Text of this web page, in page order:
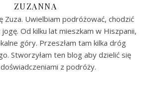
ZUZANNA
Zuza. Uwielbiam podróżować, chodzić
Od kilku lat mieszkam w Hiszpanii,
góry. Przeszłam tam kilka dróg
Stworzyłam ten blog aby dzielić się
z podróży.